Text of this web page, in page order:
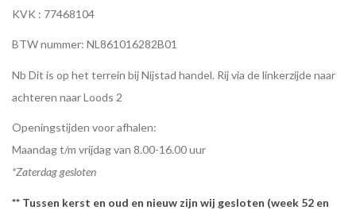
KVK : 77468104
BTW nummer: NL861016282B01
Nb Dit is op het terrein bij Nijstad handel. Rij via de linkerzijde naar
achteren naar Loods 2
Openingstijden voor afhalen:
Maandag t/m vrijdag van 8.00-16.00 uur
*Zaterdag gesloten
** Tussen kerst en oud en nieuw zijn wij gesloten (week 52 en